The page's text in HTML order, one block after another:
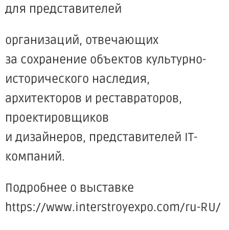
для представителей
организаций, отвечающих
за сохранение объектов культурно-
исторического наследия,
архитекторов и реставраторов,
проектировщиков
и дизайнеров, представителей IT-
компаний.
Подробнее о выставке
https://www.interstroyexpo.com/ru-RU/